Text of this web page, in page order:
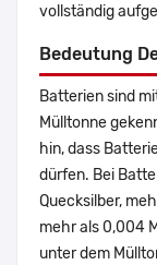
vollständig
Bedeutung
Batterien sind
Mülltonne
hin, dass
dürfen. Bei
Quecksilber,
mehr als 0,004
unter dem